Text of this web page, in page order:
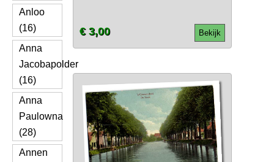
Anloo
(16)
Anna
Jacobapolder
(16)
Anna
Paulowna
(28)
Annen
Bekijk
€ 3,00